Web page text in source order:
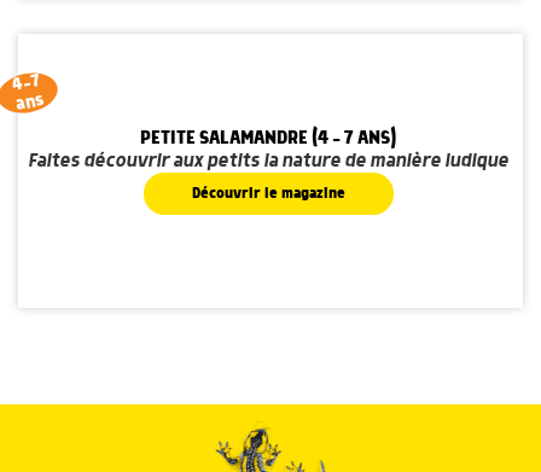
4-7
ans
PETITE SALAMANDRE (4 - 7 ANS)
Faites découvrir aux petits la nature de manière ludique
Découvrir le magazine